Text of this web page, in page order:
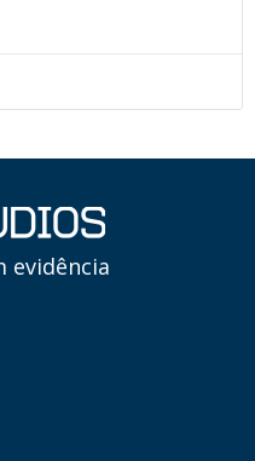
evidência